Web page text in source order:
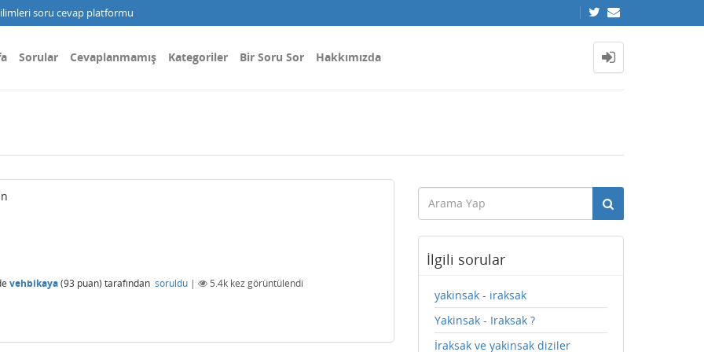
soru cevap platformu
Sorular Cevaplanmamış Kategoriler Bir Soru Sor Hakkımızda
vehbikaya(93 puan) tarafından soruldu | 5.4k kez görüntülendi
İlgili sorular
yakinsak - iraksak
Yakinsak - Iraksak ?
İraksak ve yakinsak diziler